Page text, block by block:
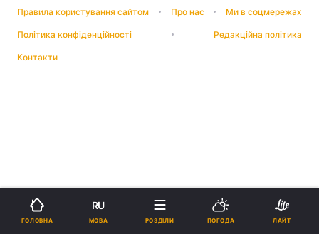
Правила користування сайтом Про нас Ми в соцмережах
Політика конфіденційності Редакційна політика
Контакти
ГОЛОВНА
RU
МОВА РОЗДІЛИ ПОГОДА ЛАЙТ